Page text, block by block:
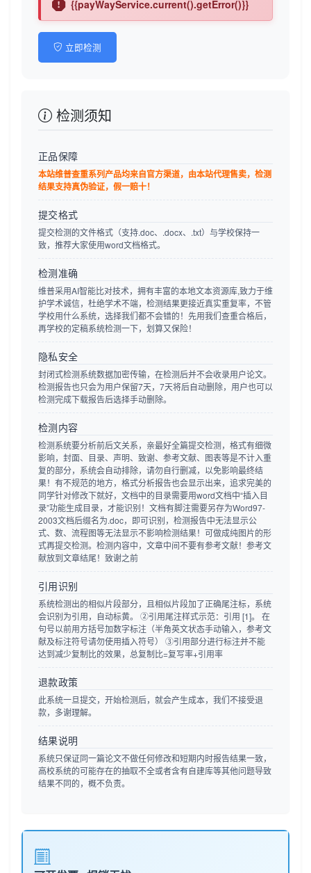
{{payWayService.current().getError()}}
立即检测
检测须知
正品保障
本站维普查重系列产品均来自官方渠道，由本站代理售卖，检测
结果支持真伪验证，假一赔十！
提交格式
提交检测的文件格式（支持.doc、.docx、.txt）与学校保持一
致，推荐大家使用word文档格式。
检测准确
维普采用AI智能比对技术，拥有丰富的本地文本资源库,致力于维
护学术诚信，杜绝学术不端，检测结果更接近真实重复率，不管
学校用什么系统，选择我们都不会错的！先用我们查重合格后，
再学校的定稿系统检测一下，划算又保险！
隐私安全
封闭式检测系统数据加密传输，在检测后并不会收录用户论文。
检测报告也只会为用户保留7天，7天将后自动删除，用户也可以
检测完成下载报告后选择手动删除。
检测内容
检测系统要分析前后文关系，亲最好全篇提交检测，格式有细微
影响，封面、目录、声明、致谢、参考文献、图表等是不计入重
复的部分，系统会自动排除，请勿自行删减，以免影响最终结
果！有不规范的地方，格式分析报告也会显示出来，追求完美的
同学针对修改下就好，文档中的目录需要用word文档中“插入目
录”功能生成目录，才能识别！文档有脚注需要另存为Word97-
2003文档后缀名为.doc，即可识别，检测报告中无法显示公
式、数、流程图等无法显示不影响检测结果！可做成纯图片的形
式再提交检测。检测内容中，文章中间不要有参考文献！参考文
献放到文章结尾！致谢之前
引用识别
系统检测出的相似片段部分，且相似片段加了正确尾注标，系统
会识别为引用，自动标黄。 ②引用尾注样式示范：引用 [1]。 在
句号以前用方括号加数字标注（半角英文状态手动输入，参考文
献及标注符号请勿使用插入符号） ③引用部分进行标注并不能
达到减少复制比的效果，总复制比=复写率+引用率
退款政策
此系统一旦提交，开始检测后，就会产生成本，我们不接受退
款，多谢理解。
结果说明
系统只保证同一篇论文不做任何修改和短期内时报告结果一致，
高校系统的可能存在的抽取不全或者含有自建库等其他问题导致
结果不同的，概不负责。